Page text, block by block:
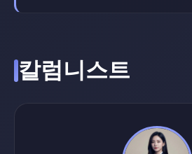
칼럼니스트